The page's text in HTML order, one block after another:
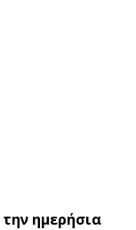
ημερήσια